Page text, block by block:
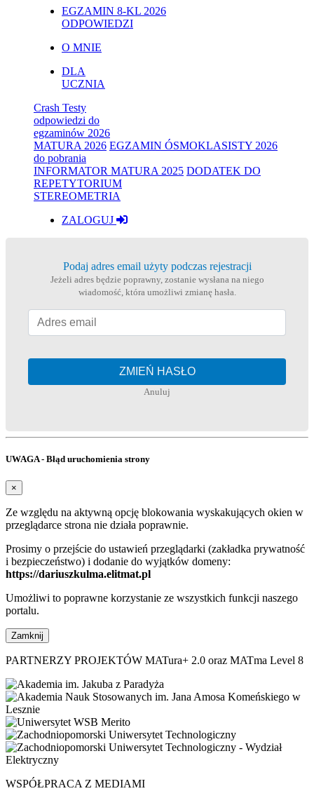
EGZAMIN 8-KL 2026
ODPOWIEDZI
O MNIE
DLA
UCZNIA
Crash Testy
odpowiedzi do
egzaminów 2026
MATURA 2026 EGZAMIN ÓSMOKLASISTY 2026
do pobrania
INFORMATOR MATURA 2025 DODATEK DO
REPETYTORIUM
STEREOMETRIA
ZALOGUJ
Podaj adres email użyty podczas rejestracji
Jeżeli adres będzie poprawny, zostanie wysłana na niego
wiadomość, która umożliwi zmianę hasła.
ZMIEŃ HASŁO
Anuluj
UWAGA - Błąd uruchomienia strony
×
Ze względu na aktywną opcję blokowania wyskakujących okien w
przeglądarce strona nie działa poprawnie.
Prosimy o przejście do ustawień przeglądarki (zakładka prywatność
i bezpieczeństwo) i dodanie do wyjątków domeny:
https://dariuszkulma.elitmat.pl
Umożliwi to poprawne korzystanie ze wszystkich funkcji naszego
portalu.
Zamknij
PARTNERZY PROJEKTÓW MATura+ 2.0 oraz MATma Level 8
WSPÓŁPRACA Z MEDIAMI